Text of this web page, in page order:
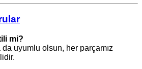
mi?
da uyumlu olsun, her parçamız